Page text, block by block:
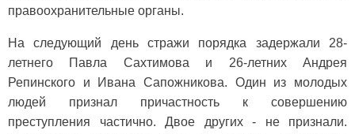
правоохранительные органы.
На следующий день стражи порядка задержали 28-
летнего Павла Сахтимова и 26-летних Андрея
Репинского и Ивана Сапожникова. Один из молодых
людей признал причастность к совершению
преступления частично. Двое других - не признали.